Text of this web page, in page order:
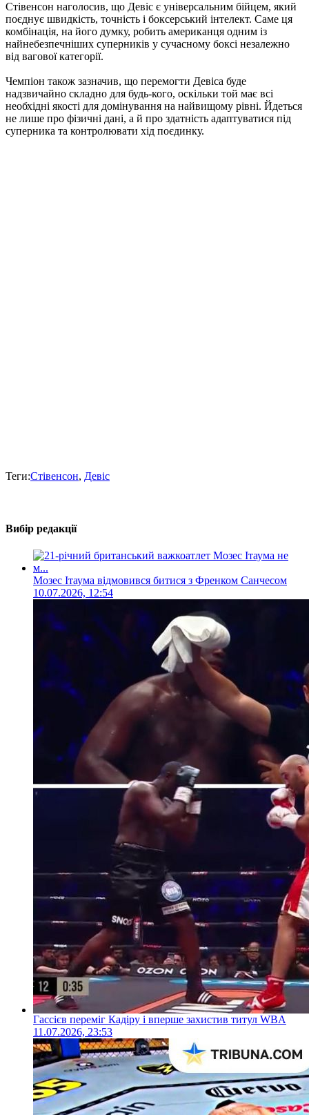
Стівенсон наголосив, що Девіс є універсальним бійцем, який
поєднує швидкість, точність і боксерський інтелект. Саме ця
комбінація, на його думку, робить американця одним із
найнебезпечніших суперників у сучасному боксі незалежно
від вагової категорії.
Чемпіон також зазначив, що перемогти Девіса буде
надзвичайно складно для будь-кого, оскільки той має всі
необхідні якості для домінування на найвищому рівні. Йдеться
не лише про фізичні дані, а й про здатність адаптуватися під
суперника та контролювати хід поєдинку.
Теги:Стівенсон, Девіс
Вибір редакції
Мозес Ітаума відмовився битися з Френком Санчесом
10.07.2026, 12:54
Гассієв переміг Кадіру і вперше захистив титул WBA
11.07.2026, 23:53